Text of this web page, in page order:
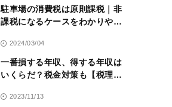
駐車場の消費税は原則課税｜非
課税になるケースをわかりやす
2024/03/04
一番損する年収、得する年収は
いくらだ？税金対策も【税理士
2023/11/13